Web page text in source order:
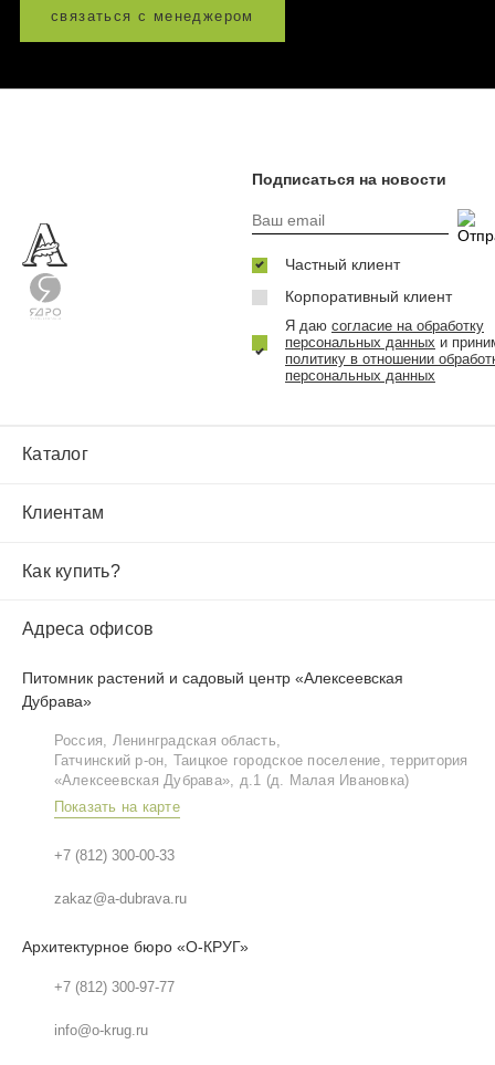
связаться с менеджером
Каталог
Клиентам
Как купить?
Адреса офисов
Питомник растений и садовый центр «Алексеевская
Дубрава»
Россия, Ленинградская область,
Гатчинский р‑он, Таицкое городское поселение, территория
«Алексеевская Дубрава», д.1 (д. Малая Ивановка)
Показать на карте
+7 (812) 300-00-33
zakaz@a-dubrava.ru
Архитектурное бюро «О-КРУГ»
+7 (812) 300-97-77
info@o-krug.ru
Подписаться на новости
Частный клиент
Корпоративный клиент
Я даю согласие на обработку
персональных данных и
политику в отношении
персональных данных